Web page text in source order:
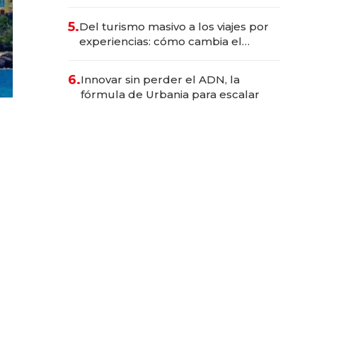
transformadoras
5.Del turismo masivo a los viajes por
experiencias: cómo cambia el
6.Innovar sin perder el ADN, la
fórmula de Urbania para escalar